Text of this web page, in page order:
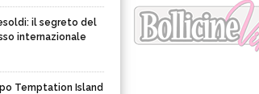
il segreto del
internazionale
Temptation Island